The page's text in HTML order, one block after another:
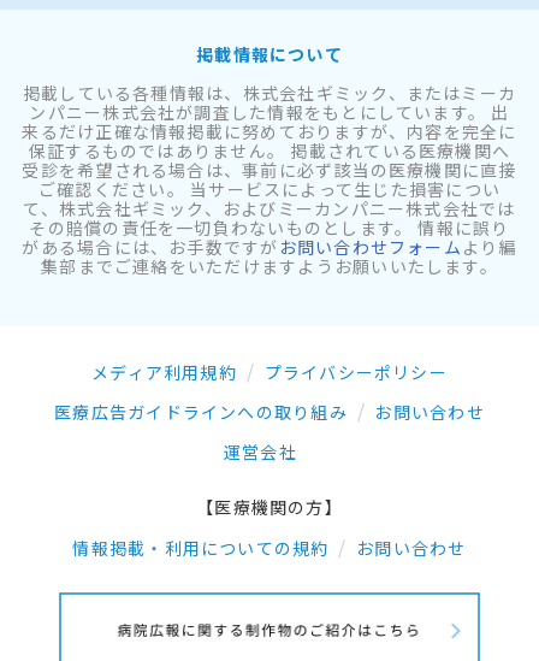
掲載情報について
掲載している各種情報は、株式会社ギミック、またはミーカ
ンパニー株式会社が調査した情報をもとにしています。 出
来るだけ正確な情報掲載に努めておりますが、内容を完全に
保証するものではありません。 掲載されている医療機関へ
受診を希望される場合は、事前に必ず該当の医療機関に直接
ご確認ください。 当サービスによって生じた損害につい
て、株式会社ギミック、およびミーカンパニー株式会社では
その賠償の責任を一切負わないものとします。 情報に誤り
がある場合には、お手数ですが お問い合わせフォーム より編
集部までご連絡をいただけますようお願いいたします。
メディア利用規約
プライバシーポリシー
医療広告ガイドラインへの取り組み
お問い合わせ
運営会社
【医療機関の方】
情報掲載・利用についての規約
お問い合わせ